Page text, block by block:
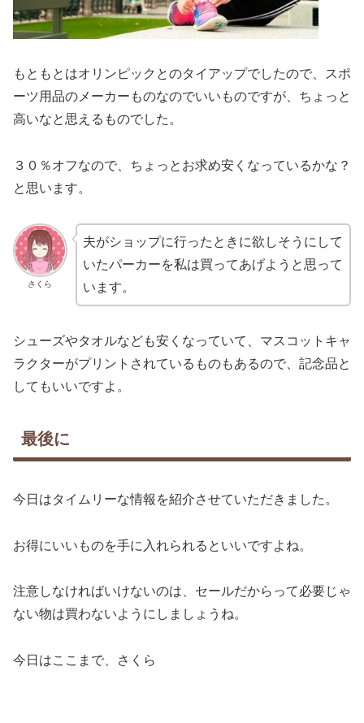
もともとはオリンピックとのタイアップでしたので、スポ
ーツ用品のメーカーものなのでいいものですが、ちょっと
高いなと思えるものでした。
３０％オフなので、ちょっとお求め安くなっているかな？
と思います。
さくら
夫がショップに行ったときに欲しそうにして
いたパーカーを私は買ってあげようと思って
います。
シューズやタオルなども安くなっていて、マスコットキャ
ラクターがプリントされているものもあるので、記念品と
してもいいですよ。
最後に
今日はタイムリーな情報を紹介させていただきました。
お得にいいものを手に入れられるといいですよね。
注意しなければいけないのは、セールだからって必要じゃ
ない物は買わないようにしましょうね。
今日はここまで、さくら